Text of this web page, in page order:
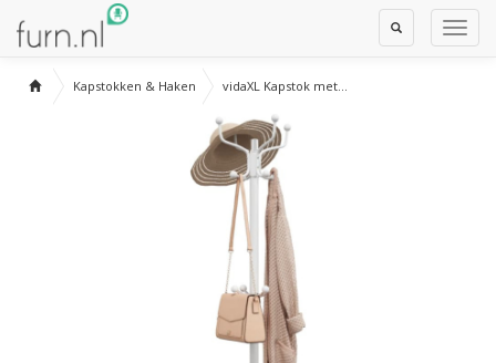
Toggle
Search
Kapstokken & Haken vidaXL Kapstok met...